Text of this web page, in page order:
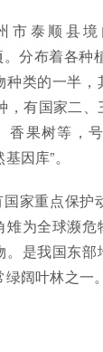
市泰顺县
分布着各种
种类的一半，
，有国家二、
香果树等，
因库”。
家重点保护
雉为全球濒危
。是我国东部
阔叶林之一。